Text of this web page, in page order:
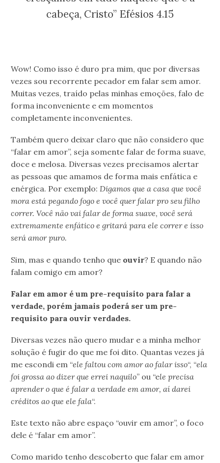
cabeça, Cristo” Efésios 4.15
Wow! Como isso é duro pra mim, que por diversas
vezes sou recorrente pecador em falar sem amor.
Muitas vezes, traído pelas minhas emoções, falo de
forma inconveniente e em momentos
completamente inconvenientes.
Também quero deixar claro que não considero que
“falar em amor”, seja somente falar de forma suave,
doce e melosa. Diversas vezes precisamos alertar
as pessoas que amamos de forma mais enfática e
enérgica. Por exemplo:Digamos que a casa que você
mora está pegando fogo e você quer falar pro seu filho
correr. Você não vai falar de forma suave, você será
extremamente enfático e gritará para ele correr e isso
será amor puro.
Sim, mas e quando tenho que ouvir? E quando não
falam comigo em amor?
Falar em amor é um pre-requisito para falar a
verdade, porém jamais poderá ser um pre-
requisito para ouvir verdades.
Diversas vezes não quero mudar e a minha melhor
solução é fugir do que me foi dito. Quantas vezes já
me escondi em “ele faltou com amor ao falar isso“, “ela
foi grossa ao dizer que errei naquilo” ou “ele precisa
aprender o que é falar a verdade em amor, aí darei
créditos ao que ele fala“.
Este texto não abre espaço “ouvir em amor”, o foco
dele é “falar em amor”.
Como marido tenho descoberto que falar em amor